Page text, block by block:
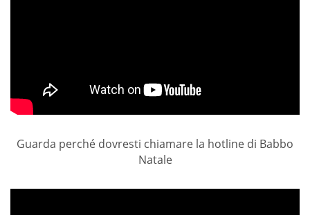
Guarda perché dovresti chiamare la hotline di Babbo
Natale